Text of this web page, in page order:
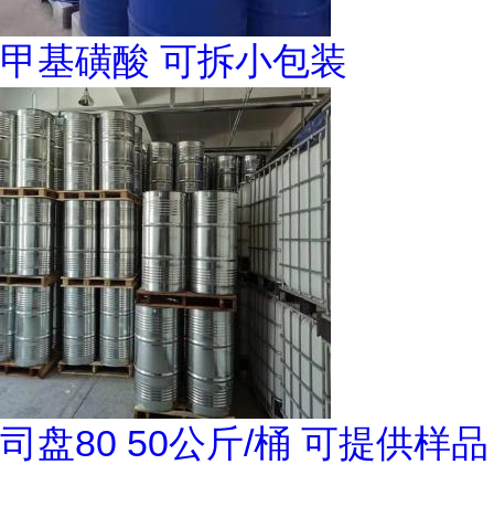
甲基磺酸 可拆小包装
司盘80 50公斤/桶 可提供样品